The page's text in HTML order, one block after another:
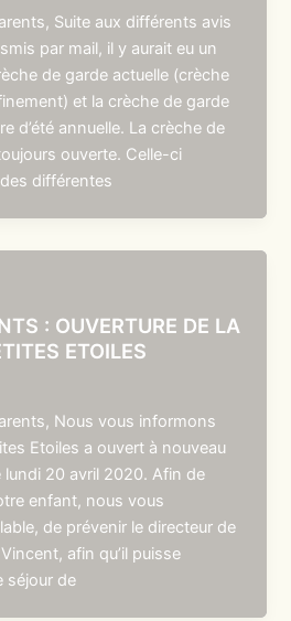
Suite aux différents avis
par mail, il y aurait eu un
de garde actuelle (crèche
et la crèche de garde
d’été annuelle. La crèche de
ouverte. Celle-ci
différentes
: OUVERTURE DE LA
ETOILES
Nous vous informons
Etoiles a ouvert à nouveau
20 avril 2020. Afin de
enfant, nous vous
de prévenir le directeur de
afin qu’il puisse
séjour de